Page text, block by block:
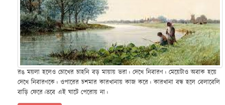
রঙ ময়লা হলেও চোখের চাহনি বড় মায়ায় ভরা। দেখে নিবারণ। মেয়েটাও অবাক হয়ে
দেখে নিবারণকে। ওপারের চশমার কারখানায় কাজ করে। কারখানা বন্ধ হলে বেলাবেলি
বাড়ি ফেরে।তবে এই ঘাটে পেরোয় না।